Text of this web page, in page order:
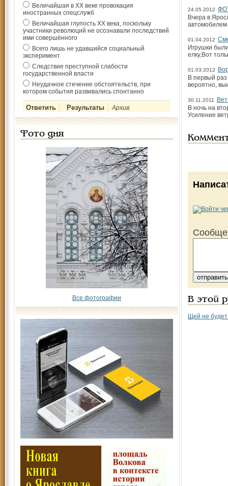
Величайшая в ХХ веке провокация
иностранных спецслужб
Величайшая глупость ХХ века, поскольку
участники революций не осознавали последствий
ими совершённого
Всего лишь не удавшийся социальный
эксперимент
Следствие преступной слабости
государственной власти
Неудачное стечение обстоятельств, при
котором события развивались спонтанно
Архив
Фото дня
Все фотографии
24.05.2012
Вчера в
01.04.2012
Игрушки
елку,Вот
01.03.2012
В первый
вероятно,
30.11.2011
В ночь на
Усиление
В этой
Щей не будет